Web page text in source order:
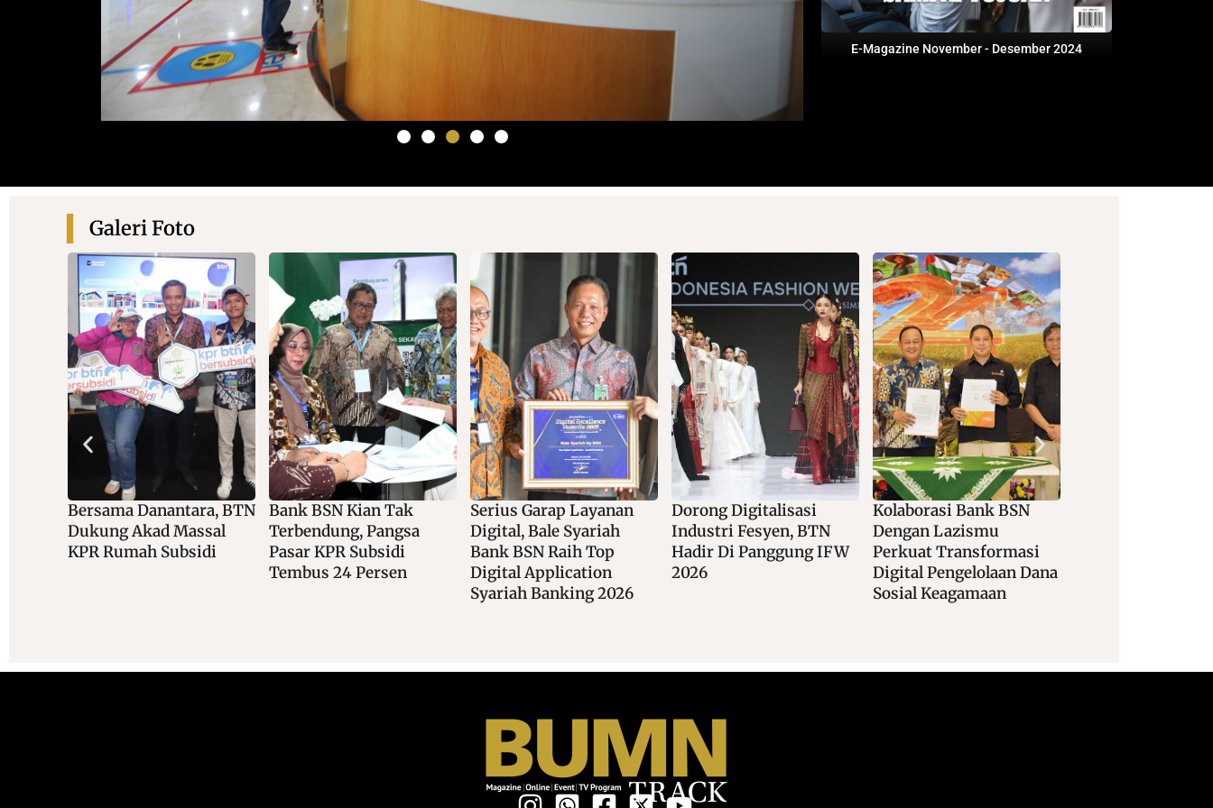
E-Magazine November - Desember 2024
Galeri Foto
Bersama Danantara, BTN
Dukung Akad Massal
KPR Rumah Subsidi
Bank BSN Kian Tak
Terbendung, Pangsa
Pasar KPR Subsidi
Tembus 24 Persen
Serius Garap Layanan
Digital, Bale Syariah
Bank BSN Raih Top
Digital Application
Syariah Banking 2026
Dorong Digitalisasi
Industri Fesyen, BTN
Hadir Di Panggung IFW
2026
Kolaborasi Bank BSN
Dengan Lazismu
Perkuat Transformasi
Digital Pengelolaan Dana
Sosial Keagamaan